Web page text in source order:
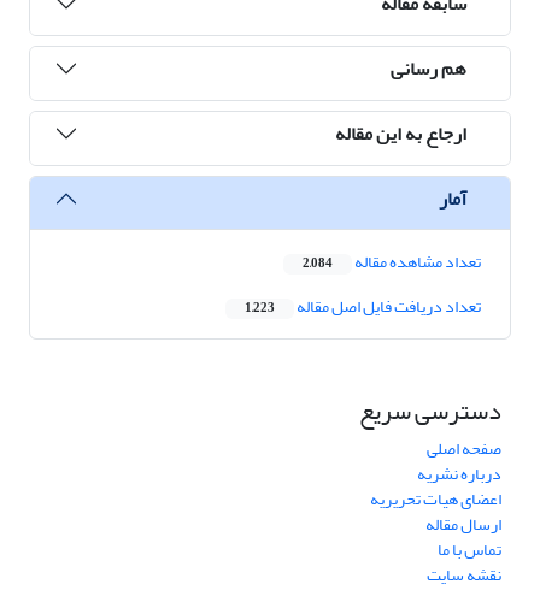
هم رسانی
ارجاع به این مقاله
آمار
تعداد مشاهده مقاله 2,084
تعداد دریافت فایل اصل مقاله 1,223
دسترسی سریع
صفحه اصلی
درباره نشریه
اعضای هیات تحریریه
ارسال مقاله
تماس با ما
نقشه سایت